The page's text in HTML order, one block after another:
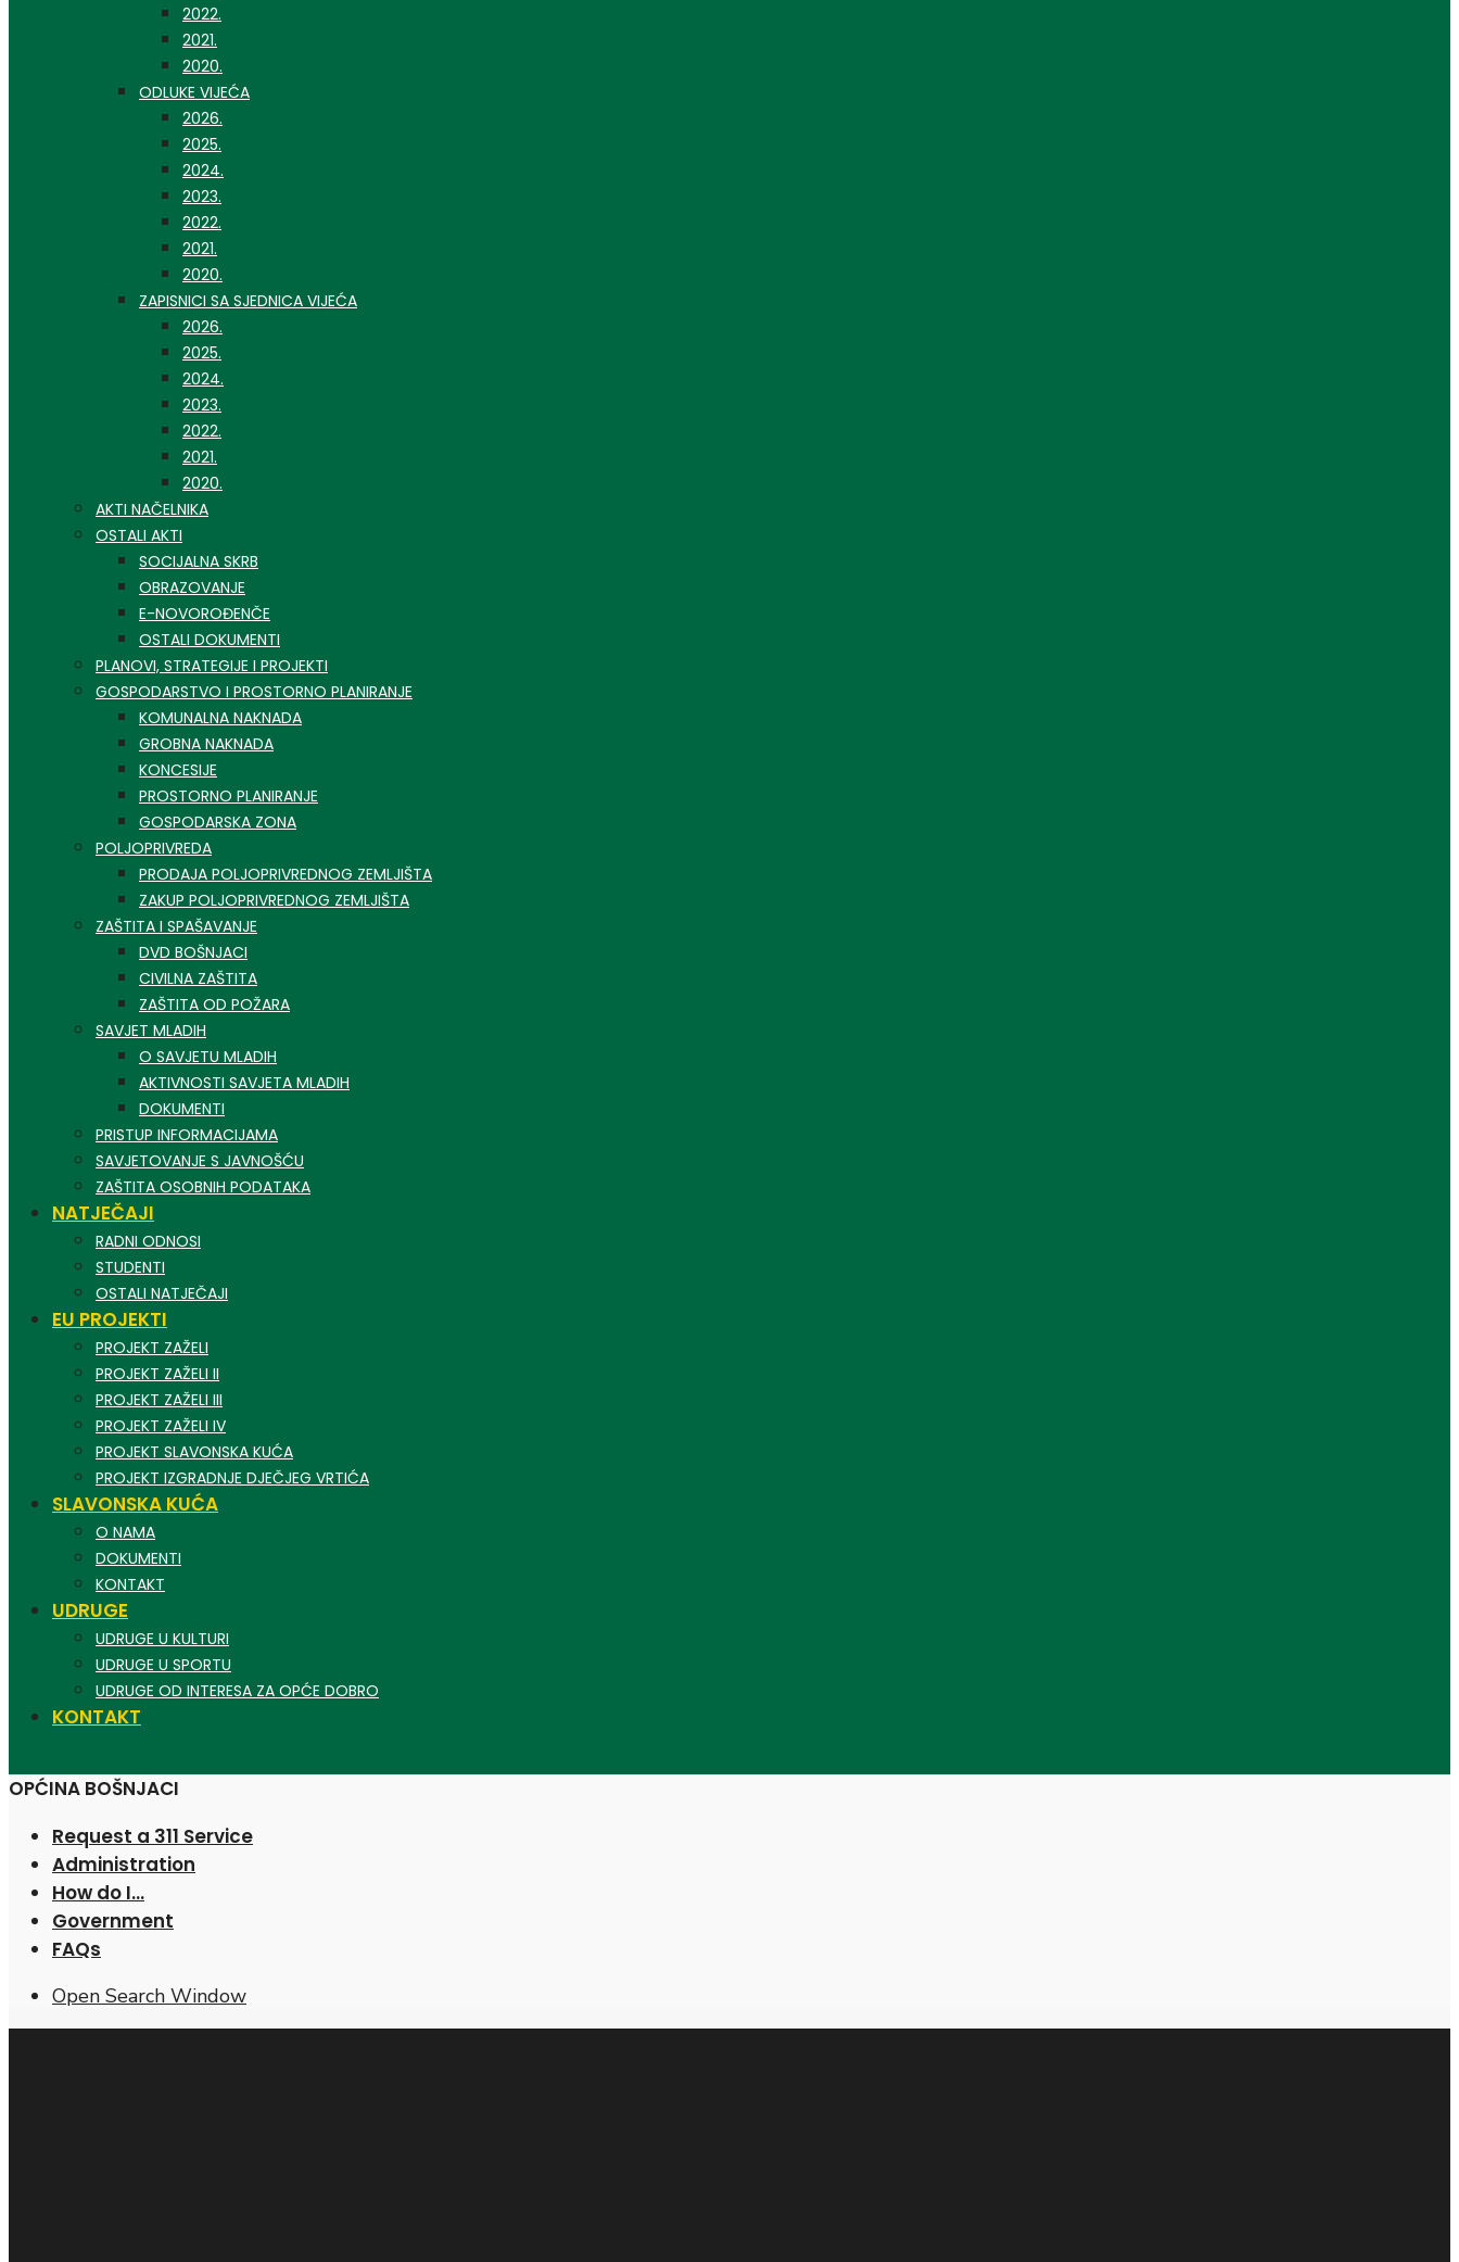
2022.
2021.
2020.
ODLUKE VIJEĆA
2026.
2025.
2024.
2023.
2022.
2021.
2020.
ZAPISNICI SA SJEDNICA VIJEĆA
2026.
2025.
2024.
2023.
2022.
2021.
2020.
AKTI NAČELNIKA
OSTALI AKTI
SOCIJALNA SKRB
OBRAZOVANJE
E-NOVOROĐENČE
OSTALI DOKUMENTI
PLANOVI, STRATEGIJE I PROJEKTI
GOSPODARSTVO I PROSTORNO PLANIRANJE
KOMUNALNA NAKNADA
GROBNA NAKNADA
KONCESIJE
PROSTORNO PLANIRANJE
GOSPODARSKA ZONA
POLJOPRIVREDA
PRODAJA POLJOPRIVREDNOG ZEMLJIŠTA
ZAKUP POLJOPRIVREDNOG ZEMLJIŠTA
ZAŠTITA I SPAŠAVANJE
DVD BOŠNJACI
CIVILNA ZAŠTITA
ZAŠTITA OD POŽARA
SAVJET MLADIH
O SAVJETU MLADIH
AKTIVNOSTI SAVJETA MLADIH
DOKUMENTI
PRISTUP INFORMACIJAMA
SAVJETOVANJE S JAVNOŠĆU
ZAŠTITA OSOBNIH PODATAKA
NATJEČAJI
RADNI ODNOSI
STUDENTI
OSTALI NATJEČAJI
EU PROJEKTI
PROJEKT ZAŽELI
PROJEKT ZAŽELI II
PROJEKT ZAŽELI III
PROJEKT ZAŽELI IV
PROJEKT SLAVONSKA KUĆA
PROJEKT IZGRADNJE DJEČJEG VRTIĆA
SLAVONSKA KUĆA
O NAMA
DOKUMENTI
KONTAKT
UDRUGE
UDRUGE U KULTURI
UDRUGE U SPORTU
UDRUGE OD INTERESA ZA OPĆE DOBRO
KONTAKT
OPĆINA BOŠNJACI
Request a 311 Service
Administration
How do I…
Government
FAQs
Open Search Window